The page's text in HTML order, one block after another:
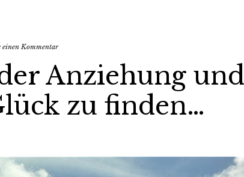
einen Kommentar
Anziehung
zu finden…